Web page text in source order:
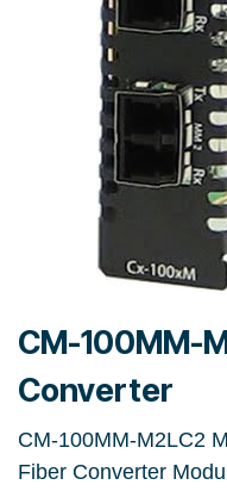
CM-100MM-
Converter
CM-100MM-M2LC2
Fiber Converter